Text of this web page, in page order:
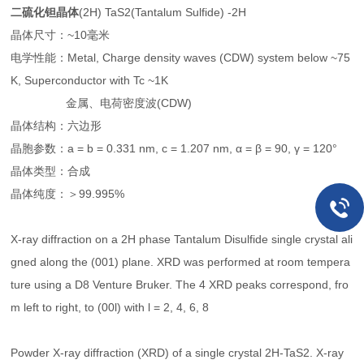
二硫化钽晶体(2H) TaS2(Tantalum Sulfide) -2H
晶体尺寸：~10毫米
电学性能：Metal, Charge density waves (CDW) system below ~75
K, Superconductor with Tc ~1K
金属、电荷密度波(CDW)
晶体结构：六边形
晶胞参数：a = b = 0.331 nm, c = 1.207 nm, α = β = 90, γ = 120°
晶体类型：合成
晶体纯度：＞99.995%
X-ray diffraction on a 2H phase Tantalum Disulfide single crystal ali
gned along the (001) plane. XRD was performed at room tempera
ture using a D8 Venture Bruker. The 4 XRD peaks correspond, fro
m left to right, to (00l) with l = 2, 4, 6, 8
Powder X-ray diffraction (XRD) of a single crystal 2H-TaS2. X-ray